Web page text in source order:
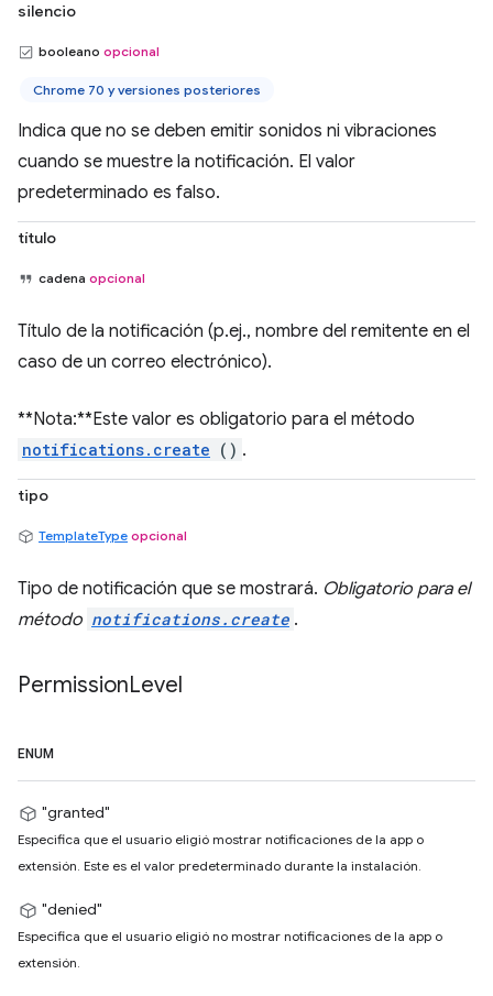
silencio
booleano opcional
Chrome 70 y versiones posteriores
Indica que no se deben emitir sonidos ni vibraciones
cuando se muestre la notificación. El valor
predeterminado es falso.
título
cadena opcional
Título de la notificación (p.ej., nombre del remitente en el
caso de un correo electrónico).
**Nota:**Este valor es obligatorio para el método
notifications.create () .
tipo
TemplateType opcional
Tipo de notificación que se mostrará. Obligatorio para el
método notifications.create .
PermissionLevel
ENUM
"granted"
Especifica que el usuario eligió mostrar notificaciones de la app o
extensión. Este es el valor predeterminado durante la instalación.
"denied"
Especifica que el usuario eligió no mostrar notificaciones de la app o
extensión.